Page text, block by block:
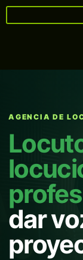
AGENCIA DE
dar